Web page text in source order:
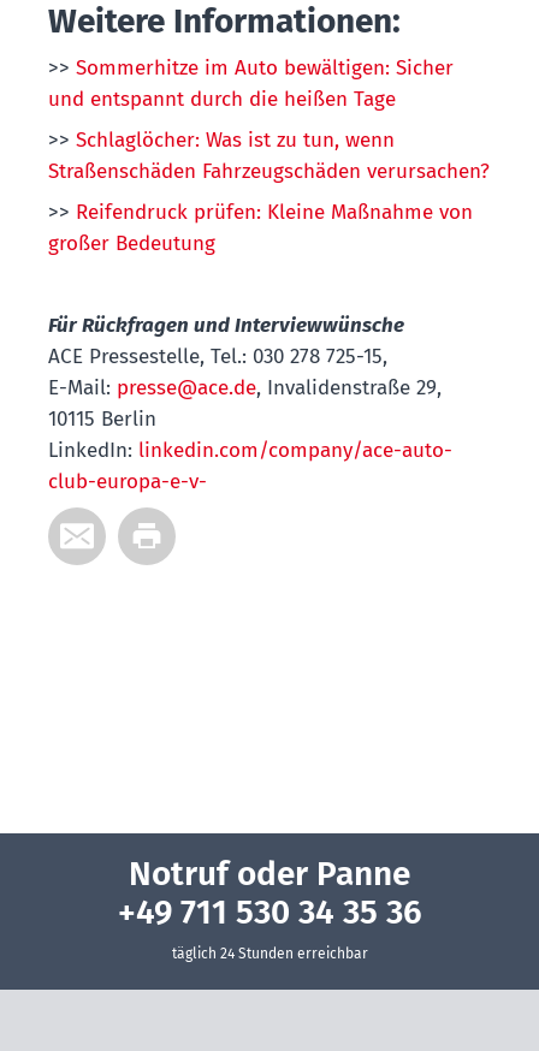
Weitere Informationen:
>> Sommerhitze im Auto bewältigen: Sicher
und entspannt durch die heißen Tage
>> Schlaglöcher: Was ist zu tun, wenn
Straßenschäden Fahrzeugschäden verursachen?
>> Reifendruck prüfen: Kleine Maßnahme von
großer Bedeutung
Für Rückfragen und Interviewwünsche
ACE Pressestelle, Tel.: 030 278 725-15,
E-Mail: presse@ace.de, Invalidenstraße 29,
10115 Berlin
LinkedIn: linkedin.com/company/ace-auto-
club-europa-e-v-
Notruf oder Panne
+49 711 530 34 35 36
täglich 24 Stunden erreichbar